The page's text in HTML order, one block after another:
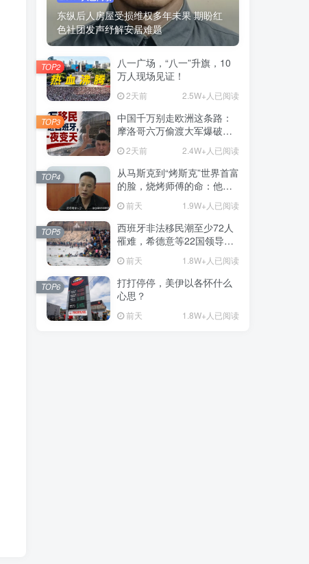
东纵后人房屋受损维权多年未果 期盼红
色社团发声纾解安居难题
八一广场，“八一”升旗，10
万人现场见证！
2天前 2.5W+人已阅读
TOP2
中国千万别走欧洲这条路：
摩洛哥六万偷渡大军爆破西
2天前 2.4W+人已阅读
TOP3
从马斯克到“烤斯克”世界首富
的脸，烧烤师傅的命：他靠
前天 1.9W+人已阅读
TOP4
西班牙非法移民潮至少72人
罹难，希德意等22国领导人
前天 1.8W+人已阅读
TOP5
打打停停，美伊以各怀什么
心思？
前天 1.8W+人已阅读
TOP6